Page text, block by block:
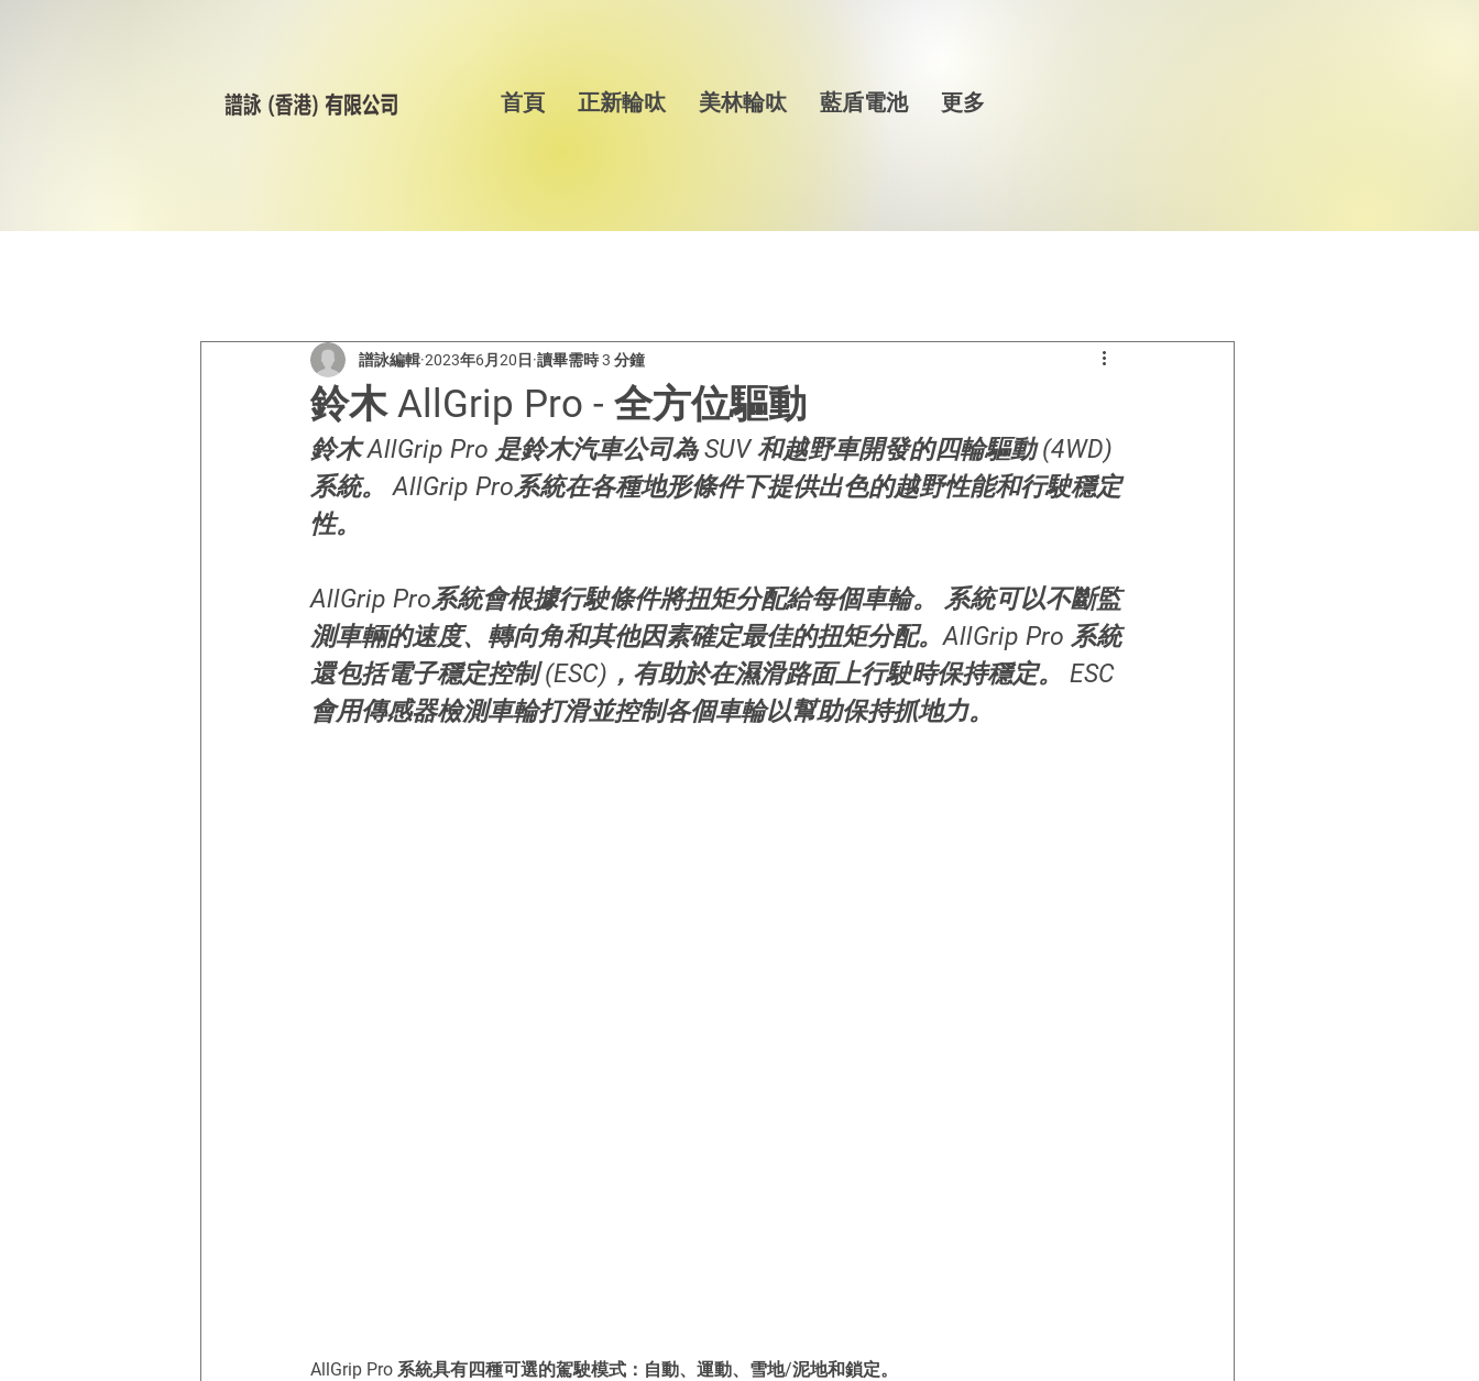
首頁 正新輪呔 美林輪呔 藍盾電池 更多
鈴木 AllGrip Pro - 全方位驅動
譜詠編輯 2023年6月20日 讀畢需時 3 分鐘
鈴木 AllGrip Pro 是鈴木汽車公司為 SUV 和越野車開發的四輪驅動 (4WD)
系統。 AllGrip Pro系統在各種地形條件下提供出色的越野性能和行駛穩定
性。
AllGrip Pro系統會根據行駛條件將扭矩分配給每個車輪。 系統可以不斷監
測車輛的速度、轉向角和其他因素確定最佳的扭矩分配。AllGrip Pro 系統
還包括電子穩定控制 (ESC)，有助於在濕滑路面上行駛時保持穩定。 ESC
會用傳感器檢測車輪打滑並控制各個車輪以幫助保持抓地力。
AllGrip Pro 系統具有四種可選的駕駛模式：自動、運動、雪地/泥地和鎖定。